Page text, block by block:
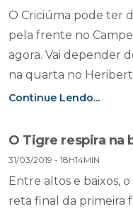
O Criciúma pode ter
pela frente no
agora. Vai depender
na quarta no
Continue Lendo...
O Tigre respira na
31/03/2019 - 18H14MIN
Entre altos e baixos,
reta final da primeira